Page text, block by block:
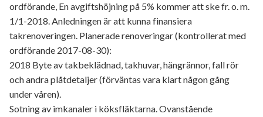
ordförande, En avgiftshöjning på 5% kommer att ske fr. o. m.
1/1-2018. Anledningen är att kunna finansiera
takrenoveringen. Planerade renoveringar (kontrollerat med
ordförande 2017-08-30):
2018 Byte av takbeklädnad, takhuvar, hängrännor, fall rör
och andra plåtdetaljer (förväntas vara klart någon gång
under våren).
Sotning av imkanaler i köksfläktarna. Ovanstående